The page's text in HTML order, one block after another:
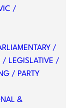
/
/
/ LEGISLATIVE /
/ PARTY
&